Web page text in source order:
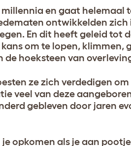
en gaat helemaal
ontwikkelden zich
En dit heeft geleid tot
om te lopen, klimmen,
hoeksteen van
ze zich verdedigen om
veel van deze
gebleven door jaren
opkomen als je aan